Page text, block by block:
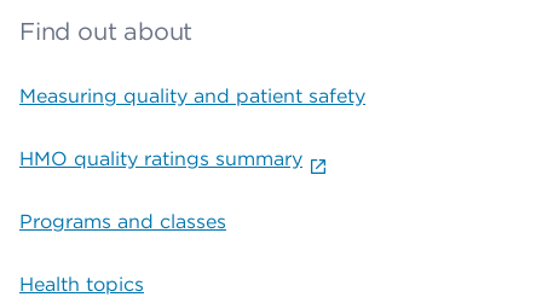
Find out about
Measuring quality and patient safety
HMO quality ratings summary
Programs and classes
Health topics